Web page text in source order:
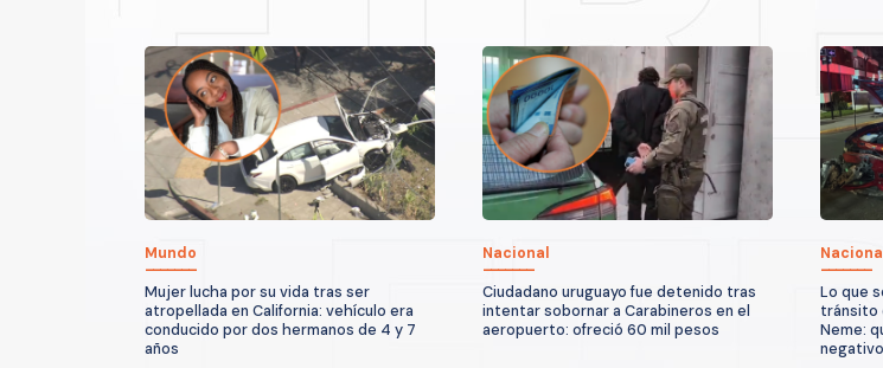
Mundo
Mujer lucha por su vida tras ser
atropellada en California: vehículo era
conducido por dos hermanos de 4 y 7
años
Nacional
Ciudadano uruguayo fue detenido tras
intentar sobornar a Carabineros en el
aeropuerto: ofreció 60 mil pesos
Nacional
Lo que
tránsito
Neme: